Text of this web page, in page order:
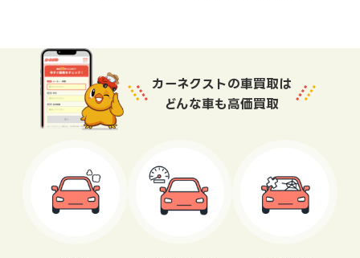
カーネクストの車買取は
どんな車も高価買取